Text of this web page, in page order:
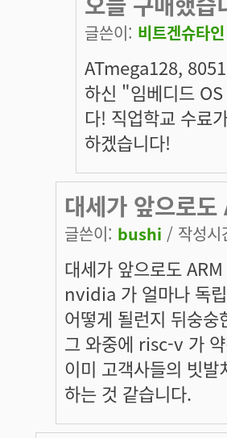
글쓴이: 비트겐슈타인
ATmega128,
하신 "임베디드
다! 직업학교 수료
하겠습니다!
대세가 앞으로
글쓴이: bushi / 작성
대세가 앞으로도
nvidia 가 얼마나 독
어떻게 될런지 뒤숭숭
그 와중에 risc-v 가
이미 고객사들의 빗
하는 것 같습니다.